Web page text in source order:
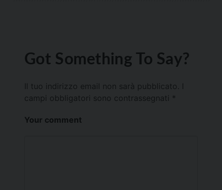
Got Something To Say?
Il tuo indirizzo email non sarà pubblicato.
campi obbligatori sono contrassegnati *
Your comment